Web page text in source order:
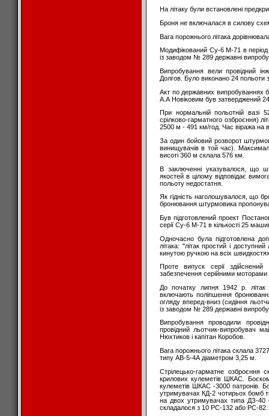
На літаку були встановлені
Броня не включалася в силову
Вага порожнього літака
Модифікований Су-6 М-71 в
із заводом № 289 державні
Випробування вели провідний
Долгов. Було виконано 24
Акт по державних
А.А Новіковим був затверджений
При нормальній польотній
срілково-гарматного озброєння)
2500 м - 491 км/год. Час віража на
За один бойовий розворот
винищувачів в той час).
висоті 360 м склала 576 км.
В заключенні указувалося, що
якостей в цілому відповідає
польоту недостатня.
Як гідність наголошувалося, що
бронювання штурмовика
Був підготовлений проект
серії Су-6 М-71 в кількості 25
Одночасно була підготовлена
літака: "літак простий і
кинутою ручкою на всіх
Проте випуск серії
забезпечення серійними моторами
До початку липня 1942 р.
включають поліпшення
огляду вперед-вниз (сидіння
із заводом № 289 державні
Випробування проводили
провідний льотчик-випробувач
Нюхтиков і капітан Коробов.
Вага порожнього літака склала
типу АВ-5-4А діаметром 3,25 м.
Стрілецько-гарматне
крилових кулеметів ШКАС.
кулеметів ШКАС -3000 патронів.
утримувачах КД-2 чотирьох бомб
на двох утримувачах типа ДЗ-
складалося з 10 РС-132 або РС-82.